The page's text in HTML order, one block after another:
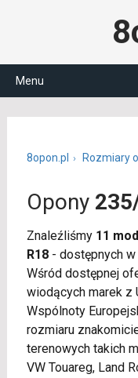
Menu
8opon.pl Rozmiary
Opony
Znaleźliśmy 11
R18- dostępnych w
Wśród dostępnej
wiodących marek z
Wspólnoty
rozmiaru
terenowych takich
VW Touareg, Land